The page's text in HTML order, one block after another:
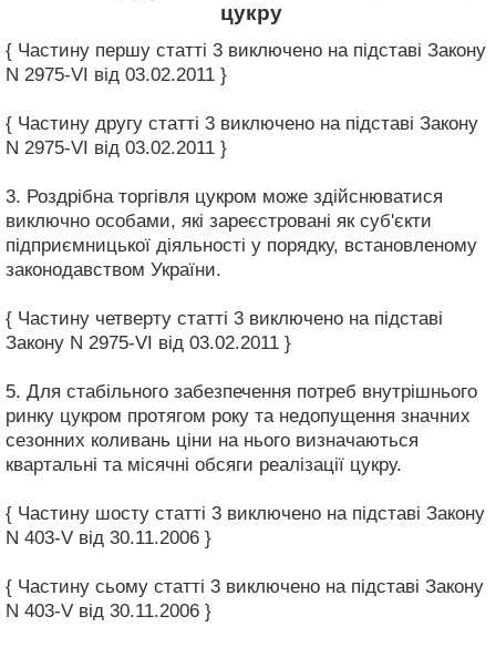
цукру
{ Частину першу статті 3 виключено на підставі Закону
N 2975-VI від 03.02.2011 }
{ Частину другу статті 3 виключено на підставі Закону
N 2975-VI від 03.02.2011 }
3. Роздрібна торгівля цукром може здійснюватися
виключно особами, які зареєстровані як суб'єкти
підприємницької діяльності у порядку, встановленому
законодавством України.
{ Частину четверту статті 3 виключено на підставі
Закону N 2975-VI від 03.02.2011 }
5. Для стабільного забезпечення потреб внутрішнього
ринку цукром протягом року та недопущення значних
сезонних коливань ціни на нього визначаються
квартальні та місячні обсяги реалізації цукру.
{ Частину шосту статті 3 виключено на підставі Закону
N 403-V від 30.11.2006 }
{ Частину сьому статті 3 виключено на підставі Закону
N 403-V від 30.11.2006 }